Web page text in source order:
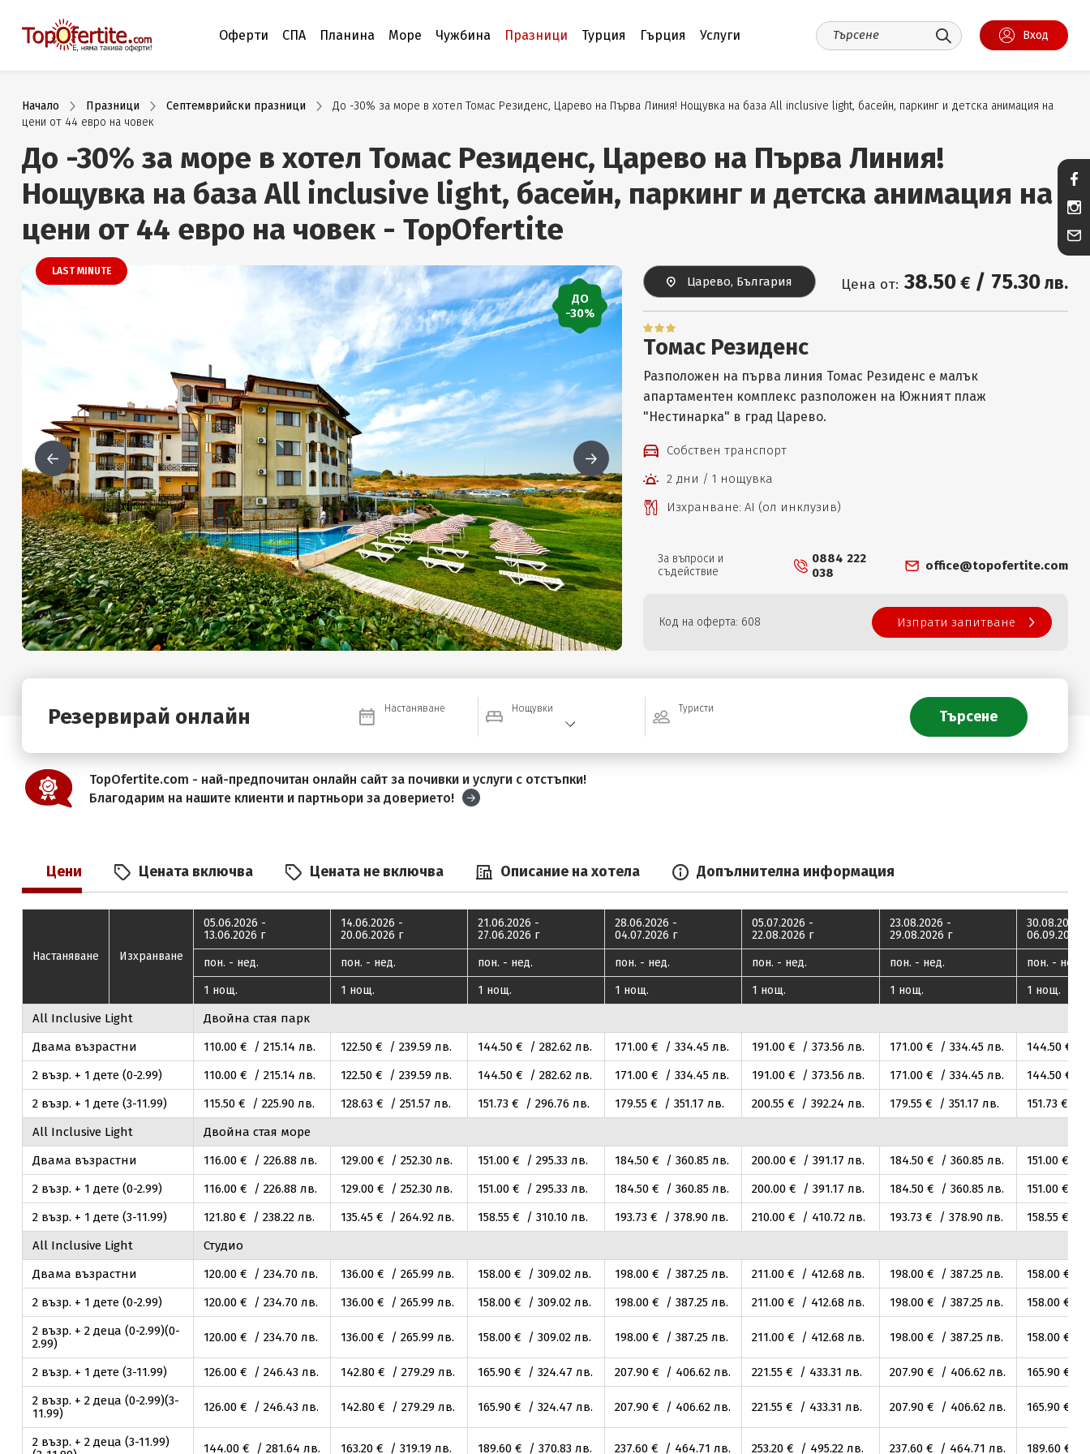
Оферти СПА Планина Море Чужбина Празници Турция Гърция Услуги Вход
Начало Празници Септемврийски празници
До -30% за море в хотел Томас Резиденс, Царево на Първа Линия! Нощувка на база All inclusive light, басейн, паркинг и детска анимация на
цени от 44 евро на човек
До -30% за море в хотел Томас Резиденс, Царево на Първа Линия!
Нощувка на база All inclusive light, басейн, паркинг и детска анимация на
цени от 44 евро на човек - TopOfertite
LAST MINUTE
ДО
-30%
Царево, България Цена от: 38.50€ / 75.30лв.
Томас Резиденс
Разположен на първа линия Томас Резиденс е малък
апартаментен комплекс разположен на Южният плаж
"Нестинарка" в град Царево.
Собствен транспорт
2 дни / 1 нощувка
Изхранване: AI (ол инклузив)
За въпроси и
съдействие
0884 222
038
office@topofertite.com
Код на оферта: 608 Изпрати запитване
Резервирай онлайн Настаняване Нощувки Туристи
TopOfertite.com - най-предпочитан онлайн сайт за почивки и услуги с отстъпки!
Благодарим на нашите клиенти и партньори за доверието!
Цени Цената включва Цената не включва Описание на хотела Допълнителна информация
Настаняване Изхранване
05.06.2026 -
13.06.2026 г
14.06.2026 -
20.06.2026 г
21.06.2026 -
27.06.2026 г
28.06.2026 -
04.07.2026 г
05.07.2026 -
22.08.2026 г
23.08.2026 -
29.08.2026 г
30.08.2026 -
06.09.2026 г
пон. - нед.
пон. - нед. пон. - нед. пон. - нед. пон. - нед. пон. - нед.
пон. - нед.
1 нощ.
1 нощ. 1 нощ. 1 нощ. 1 нощ. 1 нощ. 1 нощ.
Аll Inclusive Light
Двойна стая парк
Двама възрастни
110.00€ / 215.14 лв. 122.50€ / 239.59лв. 144.50€ / 282.62лв. 171.00€ / 334.45лв. 191.00€ / 373.56лв. 171.00€ / 334.45лв. 144.50€ /
2 възр. + 1 дете (0-2.99)
110.00€ / 215.14 лв. 122.50€ / 239.59лв. 144.50€ / 282.62лв. 171.00€ / 334.45лв. 191.00€ / 373.56лв. 171.00€ / 334.45лв. 144.50€ /
2 възр. + 1 дете (3-11.99)
115.50€ / 225.90лв. 128.63€ / 251.57 лв. 151.73€ / 296.76лв. 179.55€ / 351.17 лв. 200.55€ / 392.24 лв. 179.55€ / 351.17 лв. 151.73€ /
Аll Inclusive Light
Двойна стая море
Двама възрастни
116.00€ / 226.88лв. 129.00€ / 252.30лв. 151.00€ / 295.33лв. 184.50€ / 360.85лв. 200.00€ / 391.17 лв. 184.50€ / 360.85лв. 151.00€ /
2 възр. + 1 дете (0-2.99)
116.00€ / 226.88лв. 129.00€ / 252.30лв. 151.00€ / 295.33лв. 184.50€ / 360.85лв. 200.00€ / 391.17 лв. 184.50€ / 360.85лв. 151.00€ /
2 възр. + 1 дете (3-11.99)
121.80€ / 238.22лв. 135.45€ / 264.92лв. 158.55€ / 310.10лв. 193.73€ / 378.90лв. 210.00€ / 410.72лв. 193.73€ / 378.90лв. 158.55€ /
Аll Inclusive Light
Студио
Двама възрастни
120.00€ / 234.70лв. 136.00€ / 265.99лв. 158.00€ / 309.02лв. 198.00€ / 387.25лв. 211.00€ / 412.68лв. 198.00€ / 387.25лв. 158.00€ /
2 възр. + 1 дете (0-2.99)
120.00€ / 234.70лв. 136.00€ / 265.99лв. 158.00€ / 309.02лв. 198.00€ / 387.25лв. 211.00€ / 412.68лв. 198.00€ / 387.25лв. 158.00€ /
2 възр. + 2 деца (0-2.99)(0-
2.99)
120.00€ / 234.70лв. 136.00€ / 265.99лв. 158.00€ / 309.02лв. 198.00€ / 387.25лв. 211.00€ / 412.68лв. 198.00€ / 387.25лв. 158.00€ /
2 възр. + 1 дете (3-11.99) 126.00€ / 246.43лв. 142.80€ / 279.29лв. 165.90€ / 324.47 лв. 207.90€ / 406.62лв. 221.55€ / 433.31 лв. 207.90€ / 406.62лв. 165.90€ /
2 възр. + 2 деца (0-2.99)(3-
11.99)
126.00€ / 246.43лв. 142.80€ / 279.29лв. 165.90€ / 324.47 лв. 207.90€ / 406.62лв. 221.55€ / 433.31 лв. 207.90€ / 406.62лв. 165.90€ /
2 възр. + 2 деца (3-11.99)
144.00€ / 281.64 лв. 163.20€ / 319.19лв. 189.60€ / 370.83лв. 237.60€ / 464.71 лв. 253.20€ / 495.22лв. 237.60€ / 464.71 лв. 189.60€ /